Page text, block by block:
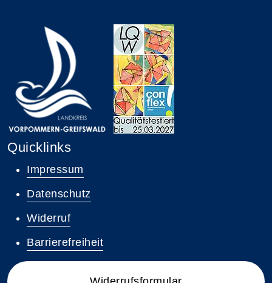
Quicklinks
Impressum
Datenschutz
Widerruf
Barrierefreiheit